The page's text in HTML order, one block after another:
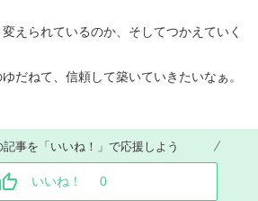
えられているのか、そしてつかえていく
だねて、信頼して築いていきたいなぁ。
事を「いいね！」で応援しよう
いいね！ 0